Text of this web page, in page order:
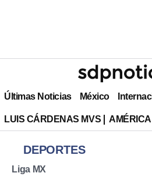
Últimas Noticias México
LUIS CÁRDENAS MVS
DEPORTES
Liga MX